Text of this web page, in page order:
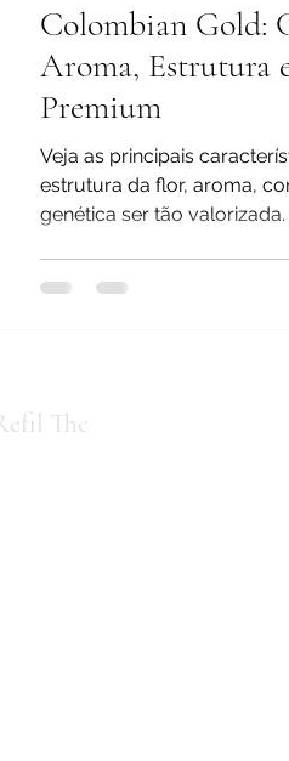
Colombian Gold:
Aroma, Estrutura
Premium
Veja as principais
estrutura da flor, aroma,
genética ser tão valorizada.
Thc